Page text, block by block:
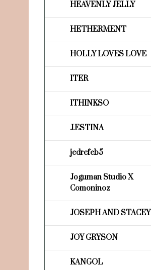
HEAVENLY JELLY
HETHERMENT
HOLLY LOVES LOVE
ITER
ITHINKSO
J.ESTINA
jedrefeb5
Joguman Studio X
Comoninoz
JOSEPH AND STACEY
JOY GRYSON
KANGOL